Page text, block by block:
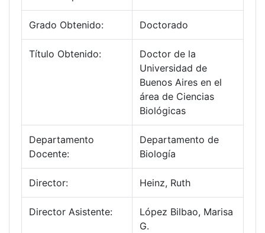
Grado Obtenido: Doctorado
Título Obtenido:
Doctor de la
Universidad de
Buenos Aires en el
área de Ciencias
Biológicas
Departamento
Docente:
Departamento de
Biología
Director: Heinz, Ruth
Director Asistente:
López Bilbao, Marisa
G.